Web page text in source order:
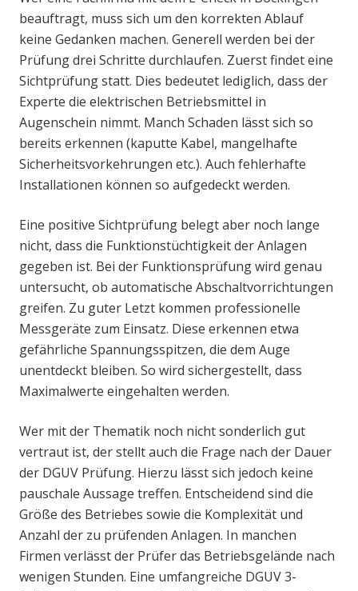
beauftragt, muss sich um den korrekten Ablauf
keine Gedanken machen. Generell werden bei der
Prüfung drei Schritte durchlaufen. Zuerst findet eine
Sichtprüfung statt. Dies bedeutet lediglich, dass der
Experte die elektrischen Betriebsmittel in
Augenschein nimmt. Manch Schaden lässt sich so
bereits erkennen (kaputte Kabel, mangelhafte
Sicherheitsvorkehrungen etc.). Auch fehlerhafte
Installationen können so aufgedeckt werden.
Eine positive Sichtprüfung belegt aber noch lange
nicht, dass die Funktionstüchtigkeit der Anlagen
gegeben ist. Bei der Funktionsprüfung wird genau
untersucht, ob automatische Abschaltvorrichtungen
greifen. Zu guter Letzt kommen professionelle
Messgeräte zum Einsatz. Diese erkennen etwa
gefährliche Spannungsspitzen, die dem Auge
unentdeckt bleiben. So wird sichergestellt, dass
Maximalwerte eingehalten werden.
Wer mit der Thematik noch nicht sonderlich gut
vertraut ist, der stellt auch die Frage nach der Dauer
der DGUV Prüfung. Hierzu lässt sich jedoch keine
pauschale Aussage treffen. Entscheidend sind die
Größe des Betriebes sowie die Komplexität und
Anzahl der zu prüfenden Anlagen. In manchen
Firmen verlässt der Prüfer das Betriebsgelände nach
wenigen Stunden. Eine umfangreiche DGUV 3-